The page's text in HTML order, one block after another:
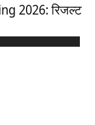
2026: रिजल्ट